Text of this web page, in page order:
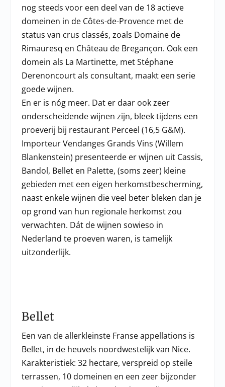
nog steeds voor een deel van de 18 actieve
domeinen in de Côtes-de-Provence met de
status van crus classés, zoals Domaine de
Rimauresq en Château de Bregançon. Ook een
domein als La Martinette, met Stéphane
Derenoncourt als consultant, maakt een serie
goede wijnen.
En er is nóg meer. Dat er daar ook zeer
onderscheidende wijnen zijn, bleek tijdens een
proeverij bij restaurant Perceel (16,5 G&M).
Importeur Vendanges Grands Vins (Willem
Blankenstein) presenteerde er wijnen uit Cassis,
Bandol, Bellet en Palette, (soms zeer) kleine
gebieden met een eigen herkomstbescherming,
naast enkele wijnen die veel beter bleken dan je
op grond van hun regionale herkomst zou
verwachten. Dát de wijnen sowieso in
Nederland te proeven waren, is tamelijk
uitzonderlijk.
Bellet
Een van de allerkleinste Franse appellations is
Bellet, in de heuvels noordwestelijk van Nice.
Karakteristiek: 32 hectare, verspreid op steile
terrassen, 10 domeinen en een zeer bijzonder